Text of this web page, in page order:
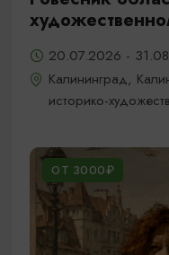
20.07.2026 -
Калининград,
историко-
ОТ 3000₽